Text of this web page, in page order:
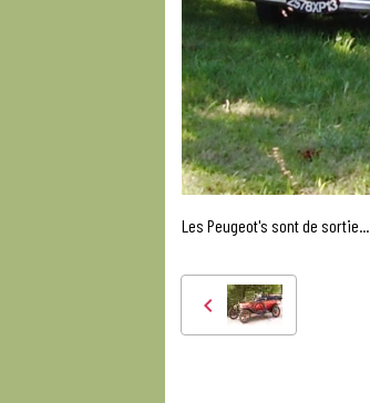
Les Peugeot's sont de sortie...